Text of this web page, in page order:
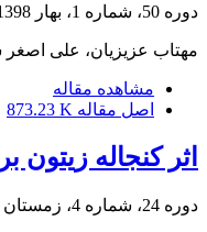
دوره 50، شماره 1، بهار 1398، صفحه
مهتاب عزیزیان، علی
مشاهده مقاله
اصل مقاله 873.23 K
اثر کنجاله
دوره 24، شماره 4، زمستان 1401، صفحه